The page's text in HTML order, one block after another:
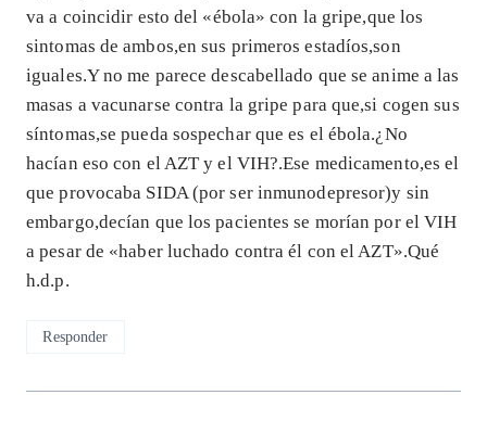
va a coincidir esto del «ébola» con la gripe,que los
sintomas de ambos,en sus primeros estadíos,son
iguales.Y no me parece descabellado que se anime a las
masas a vacunarse contra la gripe para que,si cogen sus
síntomas,se pueda sospechar que es el ébola.¿No
hacían eso con el AZT y el VIH?.Ese medicamento,es el
que provocaba SIDA (por ser inmunodepresor)y sin
embargo,decían que los pacientes se morían por el VIH
a pesar de «haber luchado contra él con el AZT».Qué
h.d.p.
Responder